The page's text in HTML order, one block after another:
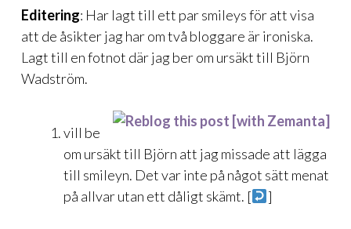
Editering: Har lagt till ett par smileys för att visa
att de åsikter jag har om två bloggare är ironiska.
Lagt till en fotnot där jag ber om ursäkt till Björn
Wadström.
vill be
om ursäkt till Björn att jag missade att lägga
till smileyn. Det var inte på något sätt menat
på allvar utan ett dåligt skämt. [
]